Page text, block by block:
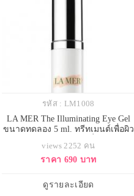
รหัส : LM1008
LA MER The Illuminating Eye Gel
ขนาดทดลอง 5 ml. ทรีทเมนต์เพื่อผิว
ดวงตาดูสว่างสดใส รับมือกับ
สัญญาณแห่งวัยตั้งแต่แรกเริ่ม เพื่อผิว
สดชื่นมีชีวิตชีวา สว่างและกระจ่าง
views 2252 คน
ราคา 690 บาท
ดูรายละเอียด